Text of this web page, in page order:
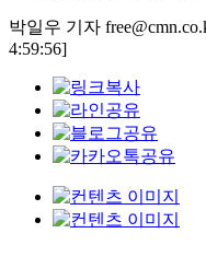
박일우 기자
4:59:56]